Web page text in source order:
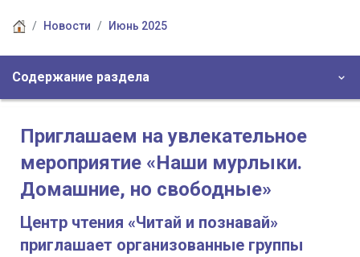
Новости Июнь 2025
Содержание раздела
Приглашаем на увлекательное
мероприятие «Наши мурлыки.
Домашние, но свободные»
Центр чтения «Читай и познавай»
приглашает организованные группы